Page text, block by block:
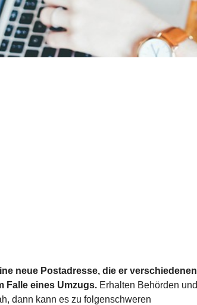
neue Postadresse, die er verschiedenen
Falle eines Umzugs. Erhalten Behörden und
dann kann es zu folgenschweren